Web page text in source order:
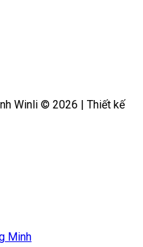
Winli © 2026 | Thiết kế
Minh